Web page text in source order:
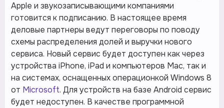
Apple и звукозаписывающими компаниями
готовится к подписанию. В настоящее время
деловые партнеры ведут переговоры по поводу
схемы распределения долей и выручки нового
сервиса. Новый сервис будет доступен как через
устройства iPhone, iPad и компьютеров Mac, так и
на системах, оснащенных операционкой Windows 8
от Microsoft. Для устройств на базе Android сервис
будет недоступен. В качестве программной